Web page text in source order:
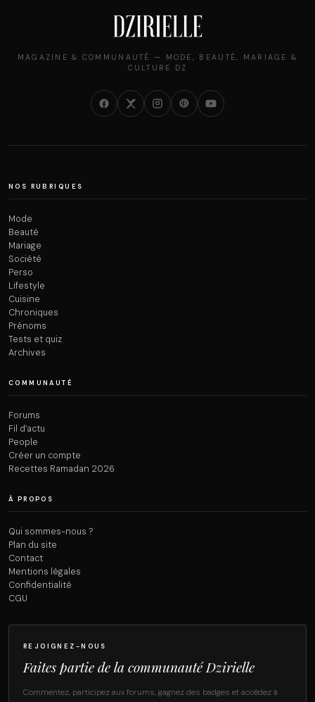
MAGAZINE & COMMUNAUTÉ — MODE, BEAUTÉ, MARIAGE &
CULTURE DZ
NOS RUBRIQUES
Mode
Beauté
Mariage
Société
Perso
Lifestyle
Cuisine
Chroniques
Prénoms
Tests et quiz
Archives
COMMUNAUTÉ
Forums
Fil d’actu
People
Créer un compte
Recettes Ramadan 2026
À PROPOS
Qui sommes-nous ?
Plan du site
Contact
Mentions légales
Confidentialité
CGU
REJOIGNEZ-NOUS
Faites partie de la communauté Dzirielle
Commentez, participez aux forums, gagnez des badges et accédez à